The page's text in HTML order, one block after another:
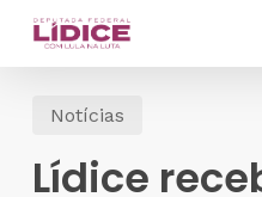
Skip
contentNotícias
Lídice